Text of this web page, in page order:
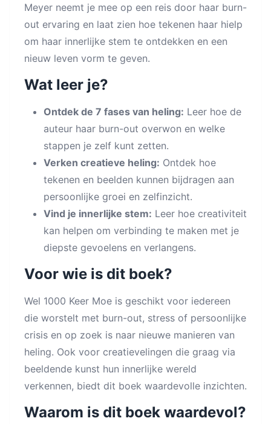
Meyer neemt je mee op een reis door haar burn-
out ervaring en laat zien hoe tekenen haar hielp
om haar innerlijke stem te ontdekken en een
nieuw leven vorm te geven.
Wat leer je?
Ontdek de 7 fases van heling: Leer hoe de
auteur haar burn-out overwon en welke
stappen je zelf kunt zetten.
Verken creatieve heling: Ontdek hoe
tekenen en beelden kunnen bijdragen aan
persoonlijke groei en zelfinzicht.
Vind je innerlijke stem: Leer hoe creativiteit
kan helpen om verbinding te maken met je
diepste gevoelens en verlangens.
Voor wie is dit boek?
Wel 1000 Keer Moe is geschikt voor iedereen
die worstelt met burn-out, stress of persoonlijke
crisis en op zoek is naar nieuwe manieren van
heling. Ook voor creatievelingen die graag via
beeldende kunst hun innerlijke wereld
verkennen, biedt dit boek waardevolle inzichten.
Waarom is dit boek waardevol?